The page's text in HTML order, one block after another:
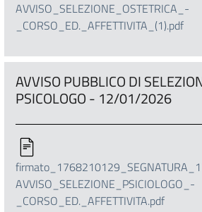
AVVISO_SELEZIONE_OSTETRICA_-
_CORSO_ED._AFFETTIVITA_(1).pdf
AVVISO PUBBLICO DI
PSICOLOGO - 12/01/2026
AVVISO_SELEZIONE_PSICIOLOGO_-
_CORSO_ED._AFFETTIVITA.pdf